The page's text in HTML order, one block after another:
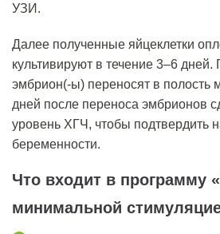
УЗИ.
Далее полученные яйцеклетки
культивируют в течение 3–6
эмбрион(-ы) переносят в полость
дней после переноса эмбрионов
уровень ХГЧ, чтобы подтвердить
беременности.
Что входит в программу
минимальной